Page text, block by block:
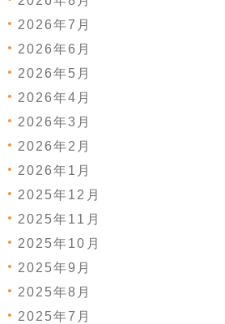
2026年7月
2026年6月
2026年5月
2026年4月
2026年3月
2026年2月
2026年1月
2025年12月
2025年11月
2025年10月
2025年9月
2025年8月
2025年7月